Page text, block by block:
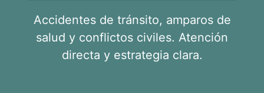
Accidentes de tránsito, amparos de
salud y conflictos civiles. Atención
directa y estrategia clara.